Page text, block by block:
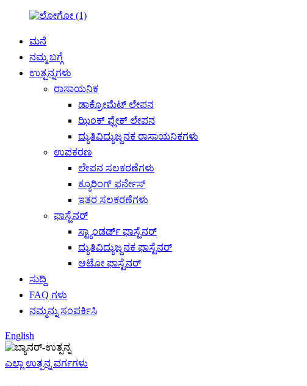
ಮನೆ
ನಮ್ಮ ಬಗ್ಗೆ
ಉತ್ಪನ್ನಗಳು
ರಾಸಾಯನಿಕ
ಡಾಕ್ರೋಮೆಟ್ ಲೇಪನ
ಝಿಂಕ್ ಫ್ಲೇಕ್ ಲೇಪನ
ದ್ಯುತಿವಿದ್ಯುಜ್ಜನಕ ರಾಸಾಯನಿಕಗಳು
ಉಪಕರಣ
ಲೇಪನ ಸಲಕರಣೆಗಳು
ಕ್ಯೂರಿಂಗ್ ಫರ್ನೇಸ್
ಇತರ ಸಲಕರಣೆಗಳು
ಫಾಸ್ಟೆನರ್
ಸ್ಟ್ಯಾಂಡರ್ಡ್ ಫಾಸ್ಟೆನರ್
ದ್ಯುತಿವಿದ್ಯುಜ್ಜನಕ ಫಾಸ್ಟೆನರ್
ಆಟೋ ಫಾಸ್ಟೆನರ್
ಸುದ್ದಿ
FAQ ಗಳು
ನಮ್ಮನ್ನು ಸಂಪರ್ಕಿಸಿ
English
ಎಲ್ಲಾ ಉತ್ಪನ್ನ ವರ್ಗಗಳು